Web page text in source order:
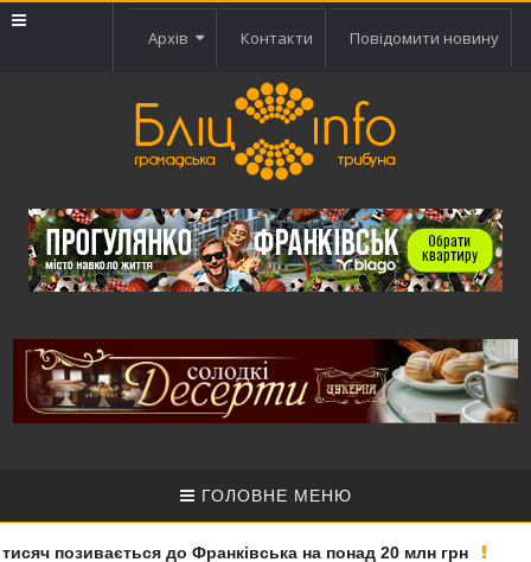
Архів Контакти Повідомити новину
ГОЛОВНЕ МЕНЮ
позивається до Франківська на понад 20 млн грн